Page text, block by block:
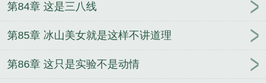
第84章 这是三八线
第85章 冰山美女就是这样不讲道理
第86章 这只是实验不是动情